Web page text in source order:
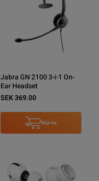
Jabra GN 2100 3-i-1 On-
Ear Headset
SEK 369.00
Köp nu